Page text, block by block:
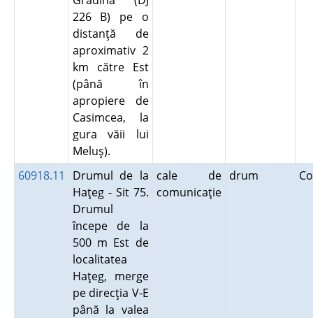
226 B) pe o
distanţă de
aproximativ 2
km către Est
(până în
apropiere de
Casimcea, la
gura văii lui
Meluş).
60918.11
Drumul de la
Haţeg - Sit 75.
Drumul
începe de la
500 m Est de
localitatea
Haţeg, merge
pe direcţia V-E
până la valea
cale de
comunicaţie
drum